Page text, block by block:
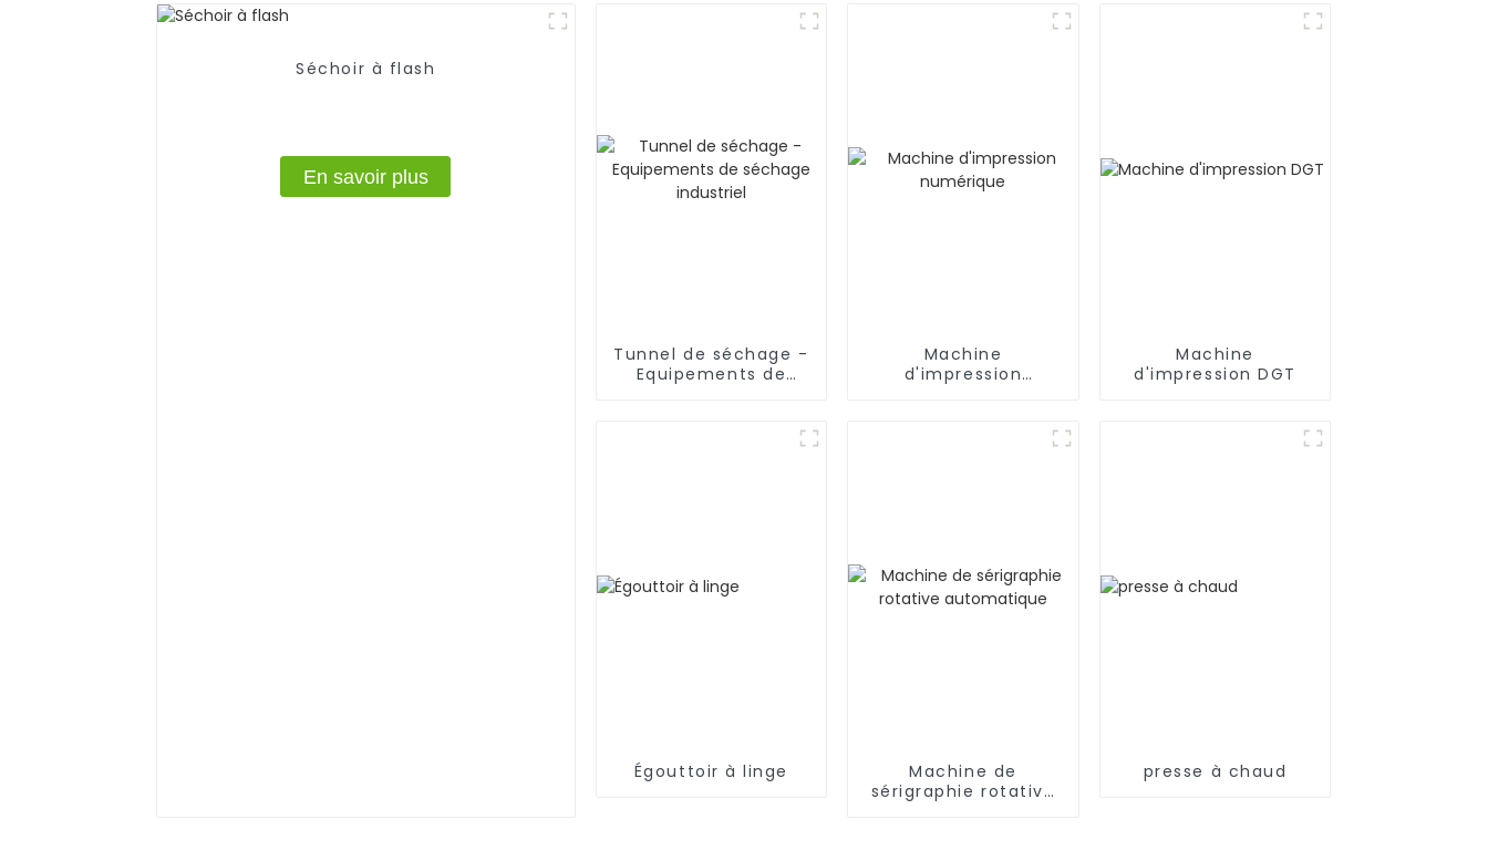
Séchoir à flash
En savoir plus
Tunnel de séchage -
Equipements de
Machine
d'impression
Machine
d'impression DGT
Égouttoir à linge
Machine de
sérigraphie rotative
presse à chaud